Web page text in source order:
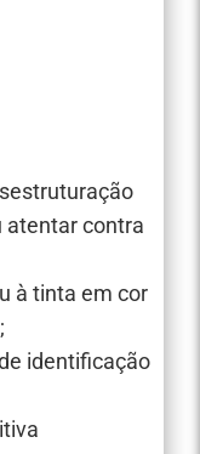
atentar contra
à tinta em cor
identificação